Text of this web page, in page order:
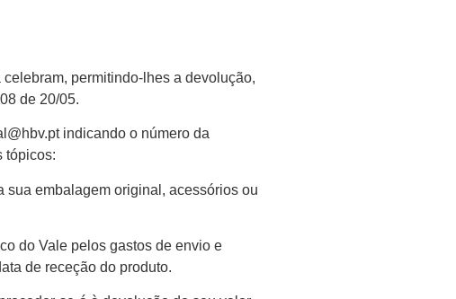
permitindo-lhes a devolução,
de 20/05.
indicando o número da
tópicos:
sua embalagem original, acessórios ou
do Vale pelos gastos de envio e
de receção do produto.